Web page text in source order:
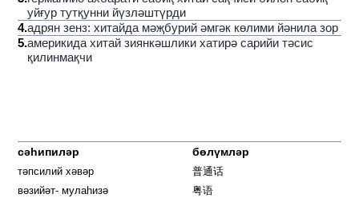
уйғур тутқунни йүзләштүрди
4.адрян зенз: хитайда мәҗбурий әмгәк көлими йәнила зор
5.америкида хитай зиянкәшлики хатирә сарийи тәсис
қилинмақчи
сәһипиләр
тәпсилий хәвәр
вәзийәт- мулаһизә
бөлүмләр
普通话
粤语